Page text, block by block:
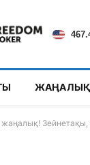
Зейнетақы,